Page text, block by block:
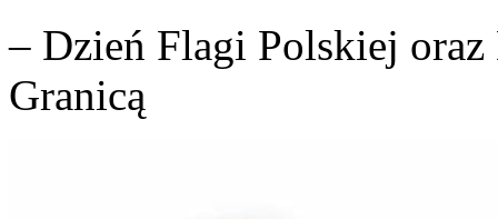
– Dzień Flagi Polskiej
Granicą